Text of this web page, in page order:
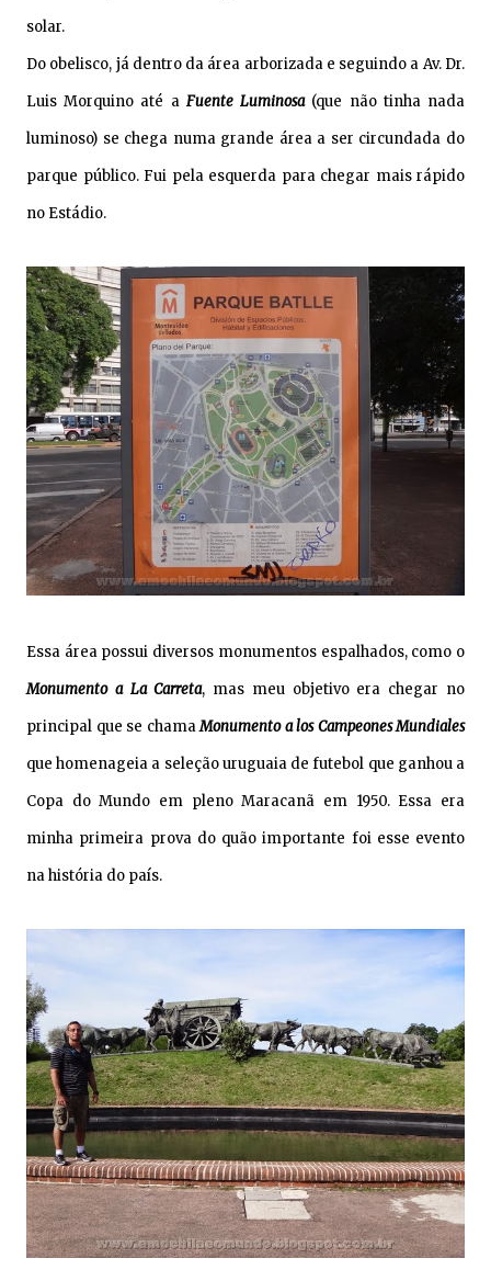
solar.
Do obelisco, já dentro da área arborizada e seguindo a Av. Dr.
Luis Morquino até a Fuente Luminosa (que não tinha nada
luminoso) se chega numa grande área a ser circundada do
parque público. Fui pela esquerda para chegar mais rápido
no Estádio.
Essa área possui diversos monumentos espalhados, como o
Monumento a La Carreta, mas meu objetivo era chegar no
principal que se chamaMonumento a los Campeones Mundiales
que homenageia a seleção uruguaia de futebol que ganhou a
Copa do Mundo em pleno Maracanã em 1950. Essa era
minha primeira prova do quão importante foi esse evento
na história do país.